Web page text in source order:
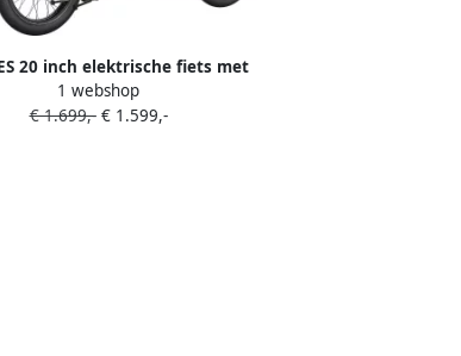
20 inch elektrische fiets met
en voorkorf – E-fiets – E-
accu – maximaal 200kg
1 webshop
€ 1.699,-€ 1.599,-